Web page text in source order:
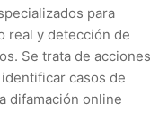
para
real y detección de
Se trata de acciones
casos de
difamación online